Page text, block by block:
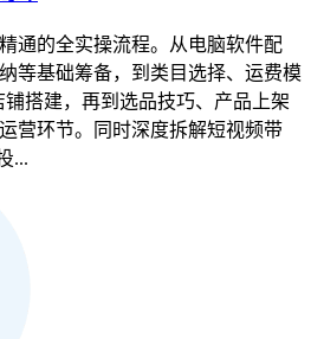
通的全实操流程。从电脑软件配
等基础筹备，到类目选择、运费模
搭建，再到选品技巧、产品上架
营环节。同时深度拆解短视频带
...